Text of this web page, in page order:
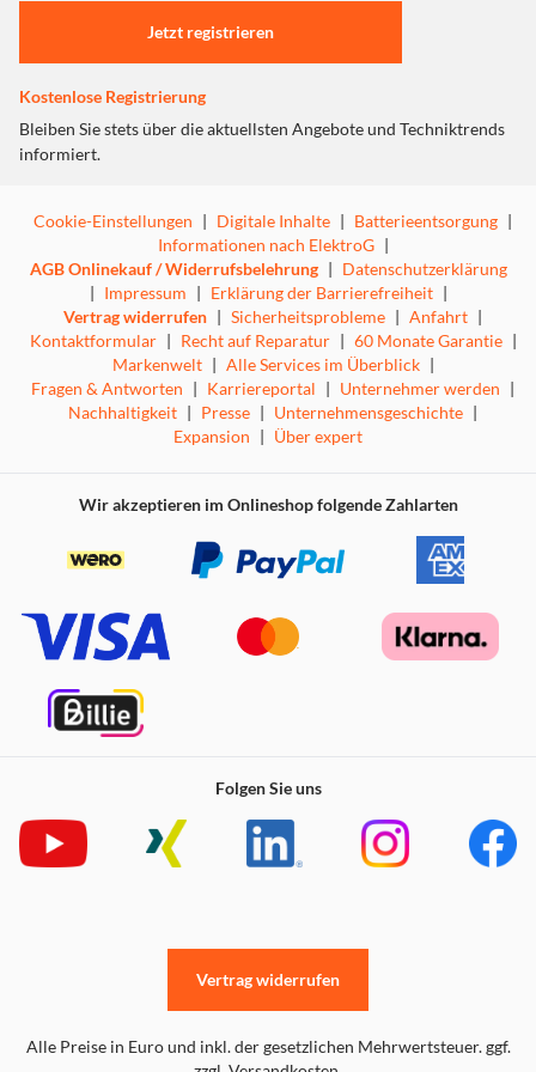
Jetzt registrieren
Kostenlose Registrierung
Bleiben Sie stets über die aktuellsten Angebote und Techniktrends
informiert.
Cookie-Einstellungen | Digitale Inhalte | Batterieentsorgung |
Informationen nach ElektroG |
AGB Onlinekauf / Widerrufsbelehrung | Datenschutzerklärung
| Impressum | Erklärung der Barrierefreiheit |
Vertrag widerrufen | Sicherheitsprobleme | Anfahrt |
Kontaktformular | Recht auf Reparatur | 60 Monate Garantie |
Markenwelt | Alle Services im Überblick |
Fragen & Antworten | Karriereportal | Unternehmer werden |
Nachhaltigkeit | Presse | Unternehmensgeschichte |
Expansion | Über expert
Wir akzeptieren im Onlineshop folgende Zahlarten
Folgen Sie uns
Alle Preise in Euro und inkl. der gesetzlichen Mehrwertsteuer. ggf.
Vertrag widerrufen